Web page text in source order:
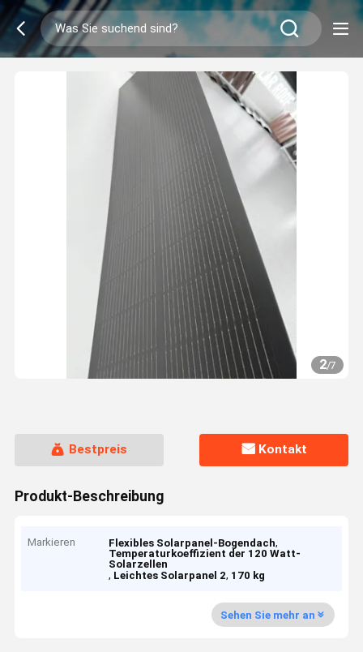
2/7
Bestpreis Kontakt
Produkt-Beschreibung
Markieren Flexibles Solarpanel-Bogendach,
Temperaturkoeffizient der 120 Watt-
Solarzellen
, Leichtes Solarpanel 2, 170 kg
Sehen Sie mehr an